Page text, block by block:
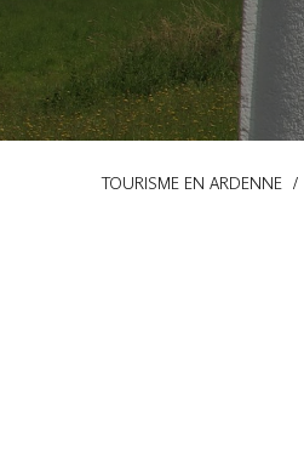
TOURISME EN ARDENNE